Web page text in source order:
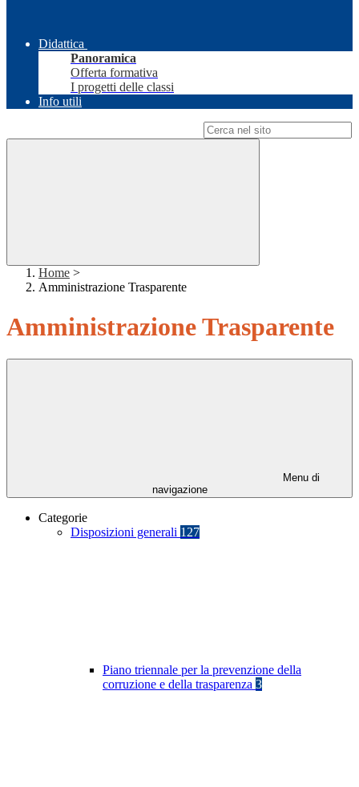
Didattica
Panoramica
Offerta formativa
I progetti delle classi
Info utili
Home >
Amministrazione Trasparente
Amministrazione Trasparente
Menu di
navigazione
Categorie
Disposizioni generali 127
Piano triennale per la prevenzione della
corruzione e della trasparenza 3